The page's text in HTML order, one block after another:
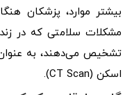
بیشتر موارد، پزشکان
مشکلات سلامتی که در
تشخیص می‌دهند، به
اسکن (CT Scan).